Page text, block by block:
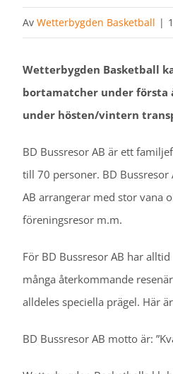
bild
Av Wetterbygden Basketball |
Wetterbygden Basketball
bortamatcher under första
under hösten/vintern
BD Bussresor AB är ett
till 70 personer. BD
AB arrangerar med stor vana
föreningsresor m.m.
För BD Bussresor AB har
många återkommande
alldeles speciella prägel. Här
BD Bussresor AB motto är: